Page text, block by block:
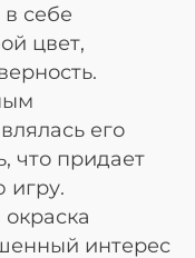
себе
цвет,
его
что придает
игру.
интерес